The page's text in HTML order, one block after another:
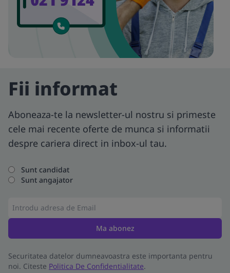
Fii informat
Aboneaza-te la newsletter-ul nostru si primeste
cele mai recente oferte de munca si informatii
despre cariera direct in inbox-ul tau.
Sunt candidat
Sunt angajator
Ma abonez
Securitatea datelor dumneavoastra este importanta pentru
noi. Citeste Politica De Confidentialitate.